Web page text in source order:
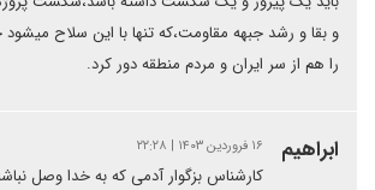
و بقا و رشد جبهه مقاومت،که تنها با این سلاح
را هم از سر ایران و مردم منطقه دور کرد.
ابراهیم ۱۶ فروردین ۱۴۰۳ | ۲۲:۲۸
کارشناس بزگوار آدمی که به خدا وصل